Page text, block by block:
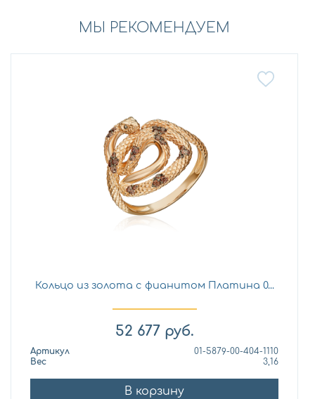
МЫ РЕКОМЕНДУЕМ
Кольцо из золота с фианитом Платина 0...
52 677 руб.
Артикул
01-5879-00-404-1110
Вес
3,16
В корзину